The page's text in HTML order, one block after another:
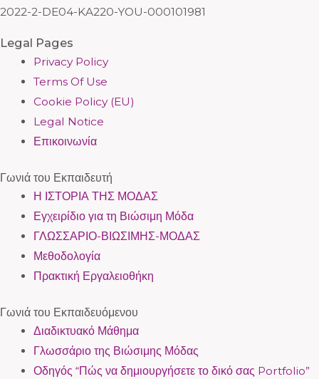
2022-2-DE04-KA220-YOU-000101981
Legal Pages
Privacy Policy
Terms Of Use
Cookie Policy (EU)
Legal Notice
Επικοινωνία
Γωνιά του Εκπαιδευτή
Η ΙΣΤΟΡΙΑ ΤΗΣ ΜΟΔΑΣ
Εγχειρίδιο για τη Βιώσιμη Μόδα
ΓΛΩΣΣΑΡΙΟ-ΒΙΩΣΙΜΗΣ-ΜΟΔΑΣ
Μεθοδολογία
Πρακτική Εργαλειοθήκη
Γωνιά του Εκπαιδευόμενου
Διαδικτυακό Μάθημα
Γλωσσάριο της Βιώσιμης Μόδας
Οδηγός “Πώς να δημιουργήσετε το δικό σας Portfolio”